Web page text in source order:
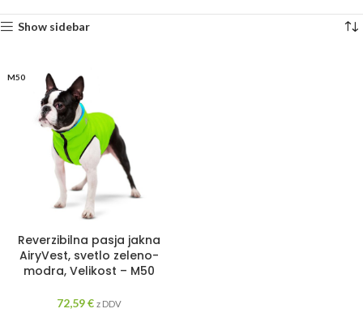
Show sidebar
M50
Reverzibilna pasja jakna
AiryVest, svetlo zeleno-
modra, Velikost – M50
72,59€ z DDV